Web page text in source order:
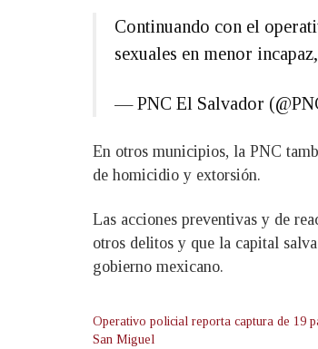
Continuando con el
sexuales en menor
— PNC El Salvador
En otros municipios, la PNC
de homicidio y extorsión.
Las acciones preventivas y de
otros delitos y que la capital
gobierno mexicano.
Operativo policial reporta captura de 19
San Miguel